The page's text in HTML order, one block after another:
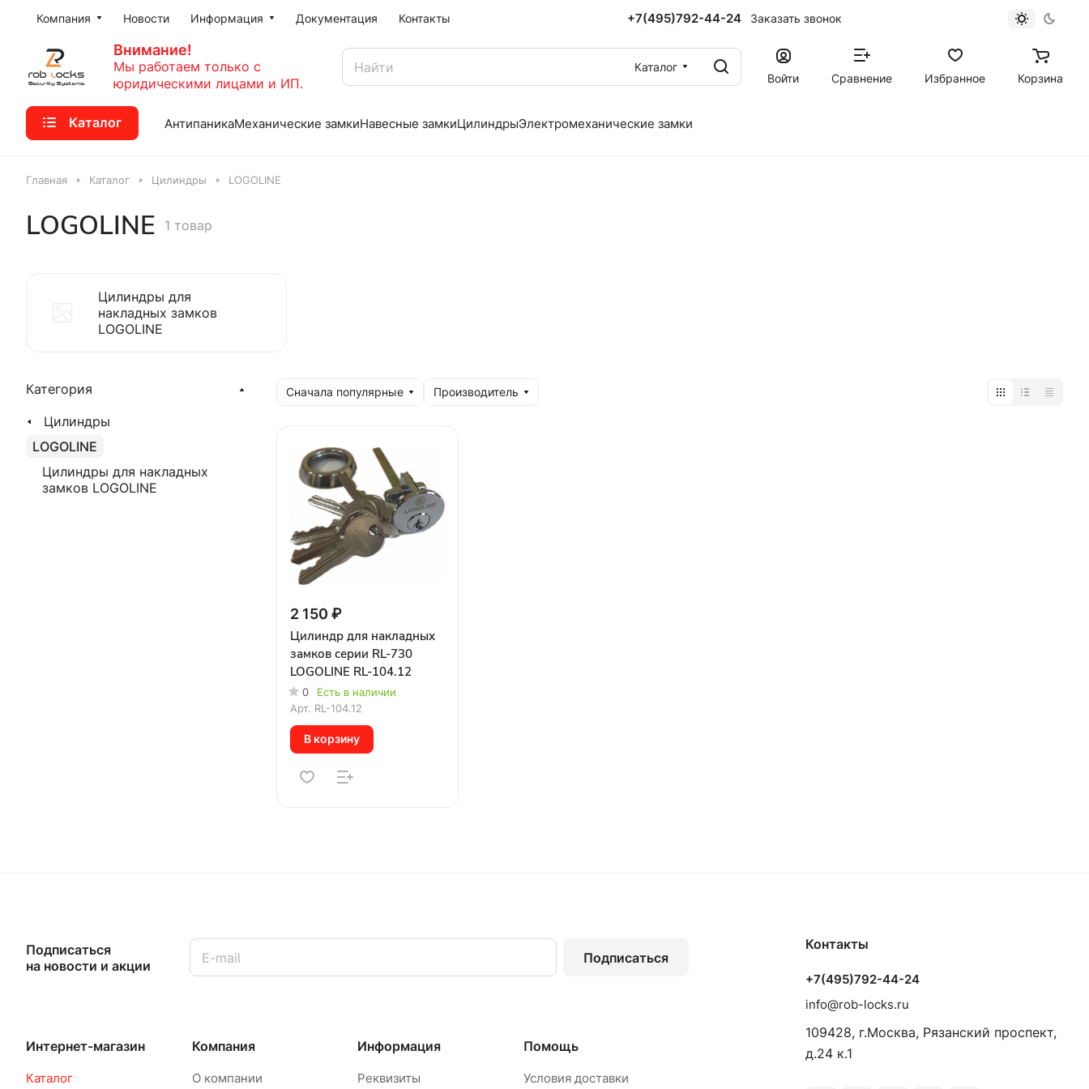
Компания Новости Информация Документация Контакты +7(495)792-44-24 Заказать звонок
Внимание!
Мы работаем только с
юридическими лицами и ИП.
Каталог
Войти
Сравнение Избранное Корзина
Каталог АнтипаникаМеханические замкиНавесные замкиЦилиндрыЭлектромеханические замки
Главная Каталог Цилиндры LOGOLINE
LOGOLINE 1 товар
Цилиндры для
накладных замков
LOGOLINE
Сначала популярные Производитель
2 150 ₽
Цилиндр для накладных
замков серии RL-730
LOGOLINE RL-104.12
0
Есть в наличии
Арт. RL-104.12
В корзину
Категория
Цилиндры
LOGOLINE
Цилиндры для накладных
замков LOGOLINE
Подписаться
на новости и акции
Подписаться
Интернет-магазин
Каталог
Компания
О компании
Информация
Реквизиты
Помощь
Условия доставки
Контакты
+7(495)792-44-24
info@rob-locks.ru
109428, г.Москва, Рязанский проспект,
д.24 к.1